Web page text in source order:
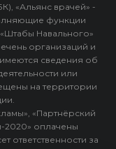
«Альянс врачей» -
функции
Навального»
организаций и
сведения об
или
на территории
«Партнёрский
2020» оплачены
ответственности за